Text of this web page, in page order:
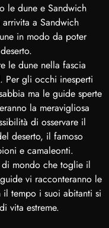
le dune e Sandwich
a Sandwich
in modo da poter
le dune nella fascia
Per gli occhi inesperti
ma le guide sperte
la meravigliosa
di osservare il
deserto, il famoso
e camaleonti.
mondo che toglie il
vi racconteranno le
tempo i suoi abitanti si
vita estreme.